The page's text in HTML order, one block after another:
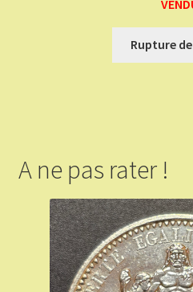
Rupture
A ne pas rater !